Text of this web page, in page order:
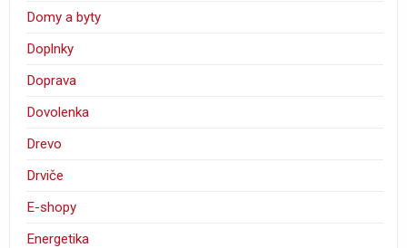
Domy a byty
Doplnky
Doprava
Dovolenka
Drevo
Drviče
E-shopy
Energetika